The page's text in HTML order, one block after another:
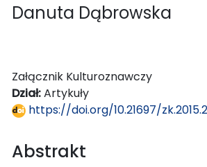
Danuta Dąbrowska
Załącznik Kulturoznawczy
Dział:Artykuły
https://doi.org/10.21697/
Abstrakt